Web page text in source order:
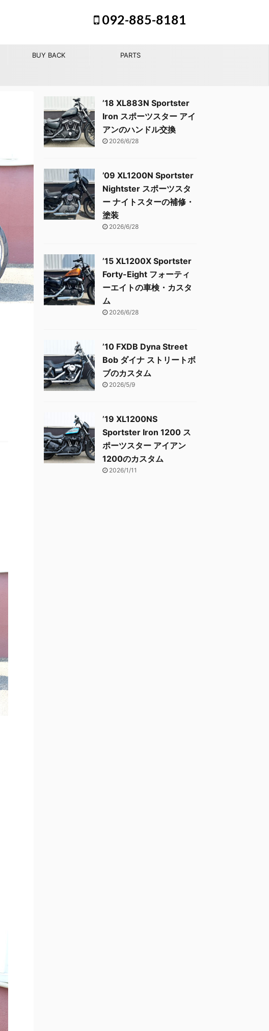
092-885-8181
BUY BACK PARTS
’18 XL883N Sportster
Iron スポーツスター アイ
アンのハンドル交換
2026/6/28
’09 XL1200N Sportster
Nightster スポーツスタ
ー ナイトスターの補修・
塗装
2026/6/28
’15 XL1200X Sportster
Forty-Eight フォーティ
ーエイトの車検・カスタ
ム
2026/6/28
’10 FXDB Dyna Street
Bob ダイナ ストリートボ
ブのカスタム
2026/5/9
’19 XL1200NS
Sportster Iron 1200 ス
ポーツスター アイアン
1200のカスタム
2026/1/11